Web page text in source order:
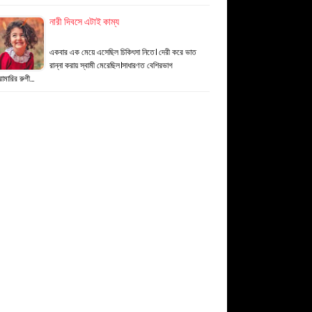
নারী দিবসে এটাই কাম্য
একবার এক মেয়ে এসেছিল চিকিৎসা নিতে। দেরী করে ভাত
রান্না করায় স্বামী মেরেছিল।সাধারণত বেশিরভাগ
রুগী…